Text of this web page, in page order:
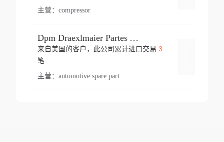
主营： compressor
Dpm Draexlmaier Partes Automotrices Corr Ind Huejotzingo
来自美国的客户，此公司累计进口交易 3
笔
主营： automotive spare part